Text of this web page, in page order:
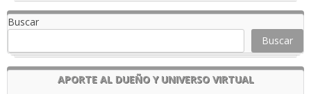
Buscar
Buscar
APORTE AL DUEÑO Y UNIVERSO VIRTUAL